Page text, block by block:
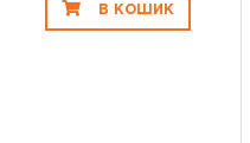
В КОШИК